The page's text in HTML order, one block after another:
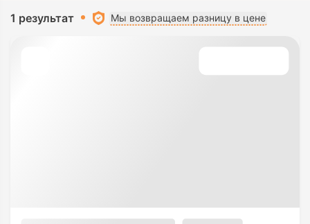
1 результат Мы возвращаем разницу в цене